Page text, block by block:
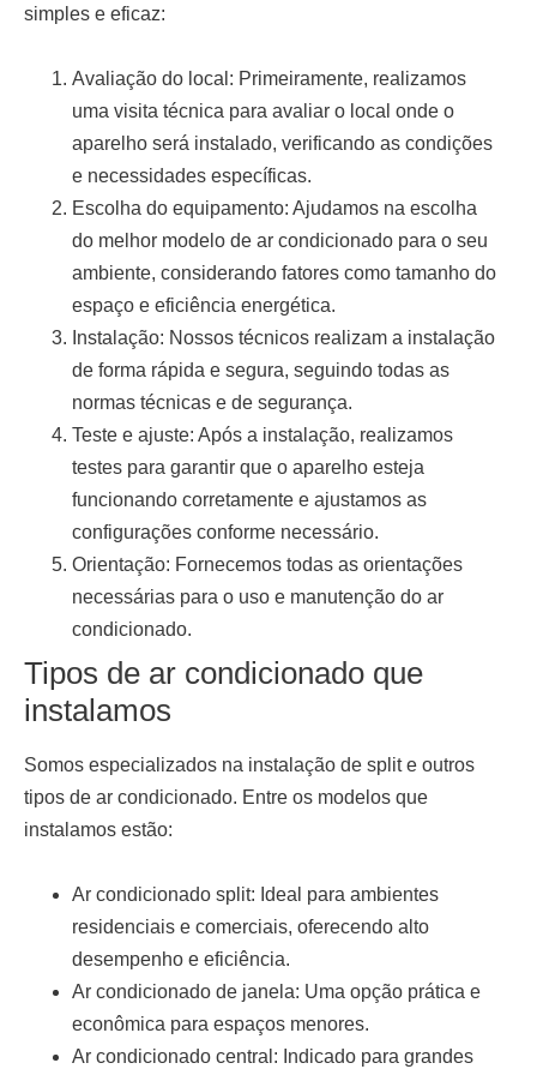
simples e eficaz:
Avaliação do local: Primeiramente, realizamos
uma visita técnica para avaliar o local onde o
aparelho será instalado, verificando as condições
e necessidades específicas.
Escolha do equipamento: Ajudamos na escolha
do melhor modelo de ar condicionado para o seu
ambiente, considerando fatores como tamanho do
espaço e eficiência energética.
Instalação: Nossos técnicos realizam a instalação
de forma rápida e segura, seguindo todas as
normas técnicas e de segurança.
Teste e ajuste: Após a instalação, realizamos
testes para garantir que o aparelho esteja
funcionando corretamente e ajustamos as
configurações conforme necessário.
Orientação: Fornecemos todas as orientações
necessárias para o uso e manutenção do ar
condicionado.
Tipos de ar condicionado que
instalamos
Somos especializados na instalação de splite outros
tipos de ar condicionado. Entre os modelos que
instalamos estão:
Ar condicionado split: Ideal para ambientes
residenciais e comerciais, oferecendo alto
desempenho e eficiência.
Ar condicionado de janela: Uma opção prática e
econômica para espaços menores.
Ar condicionado central: Indicado para grandes